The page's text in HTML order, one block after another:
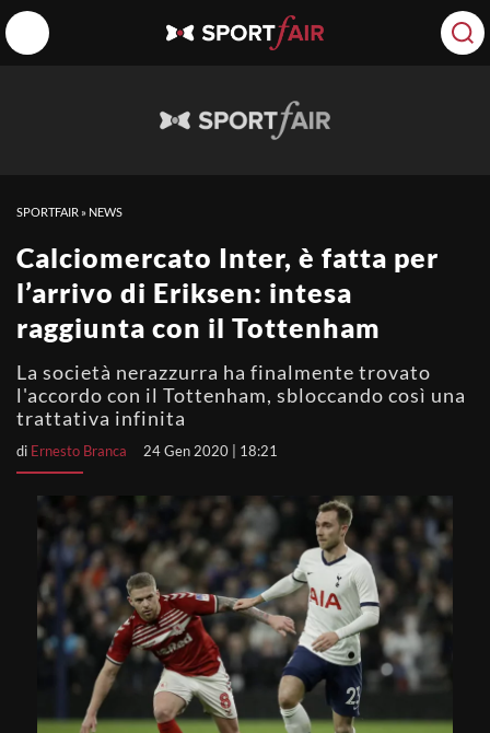
SPORTFAIR » NEWS
Calciomercato Inter, è fatta per
l’arrivo di Eriksen: intesa
raggiunta con il Tottenham
La società nerazzurra ha finalmente trovato
l'accordo con il Tottenham, sbloccando così una
trattativa infinita
di Ernesto Branca 24 Gen 2020 | 18:21